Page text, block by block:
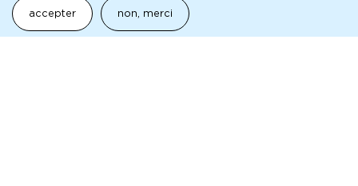
contact@agence-semaphore.fr
pédagogique
accepter non, merci